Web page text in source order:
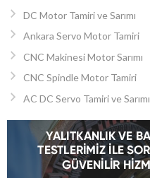
DC Motor Tamiri ve Sarımı
Ankara Servo Motor Tamiri
CNC Makinesi Motor Sarımı
CNC Spindle Motor Tamiri
AC DC Servo Tamiri ve Sarımı